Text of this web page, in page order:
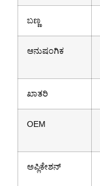
ಬಣ್ಣ
ಆನುಷಂಗಿಕ
ಖಾತರಿ
OEM
ಅಪ್ಲಿಕೇಶನ್